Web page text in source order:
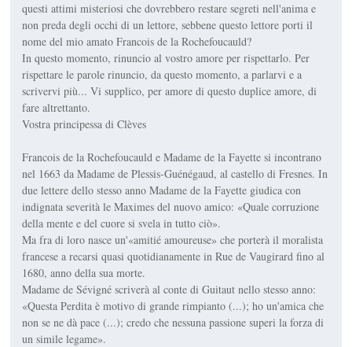
questi attimi misteriosi che dovrebbero restare segreti nell'anima e
non preda degli occhi di un lettore, sebbene questo lettore porti il
nome del mio amato Francois de la Rochefoucauld?
In questo momento, rinuncio al vostro amore per rispettarlo. Per
rispettare le parole rinuncio, da questo momento, a parlarvi e a
scrivervi più... Vi supplico, per amore di questo duplice amore, di
fare altrettanto.
Vostra principessa di Clèves
Francois de la Rochefoucauld e Madame de la Fayette si incontrano
nel 1663 da Madame de Plessis-Guénégaud, al castello di Fresnes. In
due lettere dello stesso anno Madame de la Fayette giudica con
indignata severità le Maximes del nuovo amico: «Quale corruzione
della mente e del cuore si svela in tutto ciò».
Ma fra di loro nasce un'«amitié amoureuse» che porterà il moralista
francese a recarsi quasi quotidianamente in Rue de Vaugirard fino al
1680, anno della sua morte.
Madame de Sévigné scriverà al conte di Guitaut nello stesso anno:
«Questa Perdita è motivo di grande rimpianto (...); ho un'amica che
non se ne dà pace (...); credo che nessuna passione superi la forza di
un simile legame».